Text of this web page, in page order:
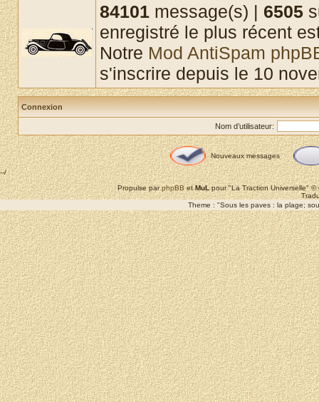
84101 message(s) | 6505
enregistré le plus récent
Notre Mod AntiSpam
s'inscrire depuis le 10
Connexion
Nom d’utilisateur:
Nouveaux messages
--/
Propulse parphpBBetMuLpour "La Traction Universelle"
Theme : "Sous les paves : la plage;